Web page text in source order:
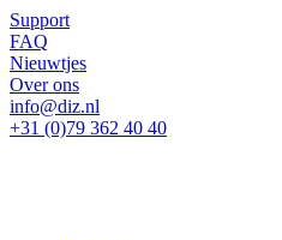
Support
FAQ
Nieuwtjes
Over ons
info@diz.nl
+31 (0)79 362 40 40